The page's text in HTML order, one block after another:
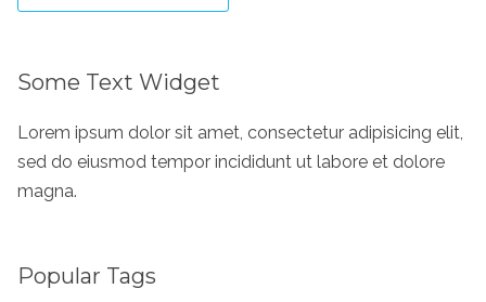
Some Text Widget
Lorem ipsum dolor sit amet, consectetur adipisicing elit,
sed do eiusmod tempor incididunt ut labore et dolore
magna.
Popular Tags